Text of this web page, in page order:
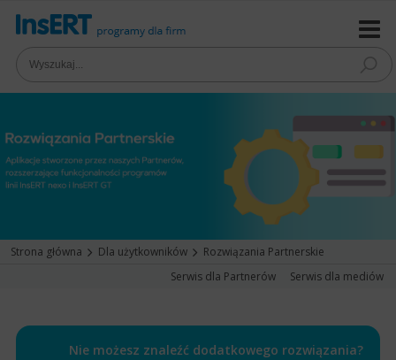
Strona główna Dla użytkowników
Rozwiązania Partnerskie
Serwis dla Partnerów
Serwis dla mediów
Nie możesz znaleźć dodatkowego rozwiązania?